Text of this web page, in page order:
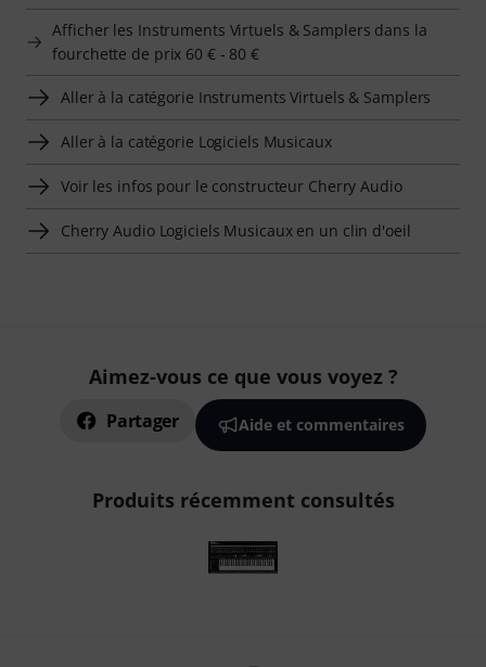
Afficher les Instruments Virtuels & Samplers dans la
fourchette de prix 60 € - 80 €
Aller à la catégorie Instruments Virtuels & Samplers
Aller à la catégorie Logiciels Musicaux
Voir les infos pour le constructeur Cherry Audio
Cherry Audio Logiciels Musicaux en un clin d'oeil
Aimez-vous ce que vous voyez ?
Partager Aide et commentaires
Produits récemment consultés